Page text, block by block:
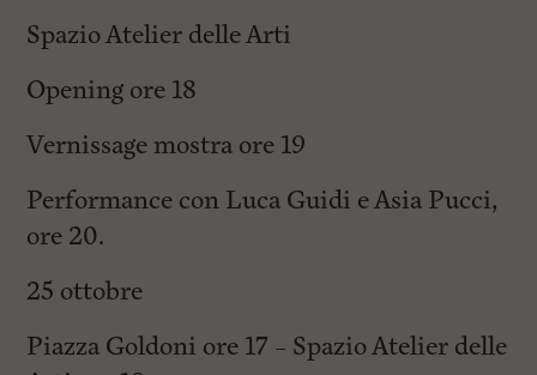
Spazio Atelier delle Arti
Opening ore 18
Vernissage mostra ore 19
Performance con Luca Guidi e Asia Pucci,
ore 20.
25 ottobre
Piazza Goldoni ore 17 – Spazio Atelier delle